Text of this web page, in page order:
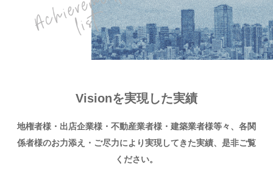
Visionを実現した実績
地権者様・出店企業様・不動産業者様・建築業者様等々、 各関
係者様のお力添え・ご尽力により実現してきた実績、是非ご覧
ください。